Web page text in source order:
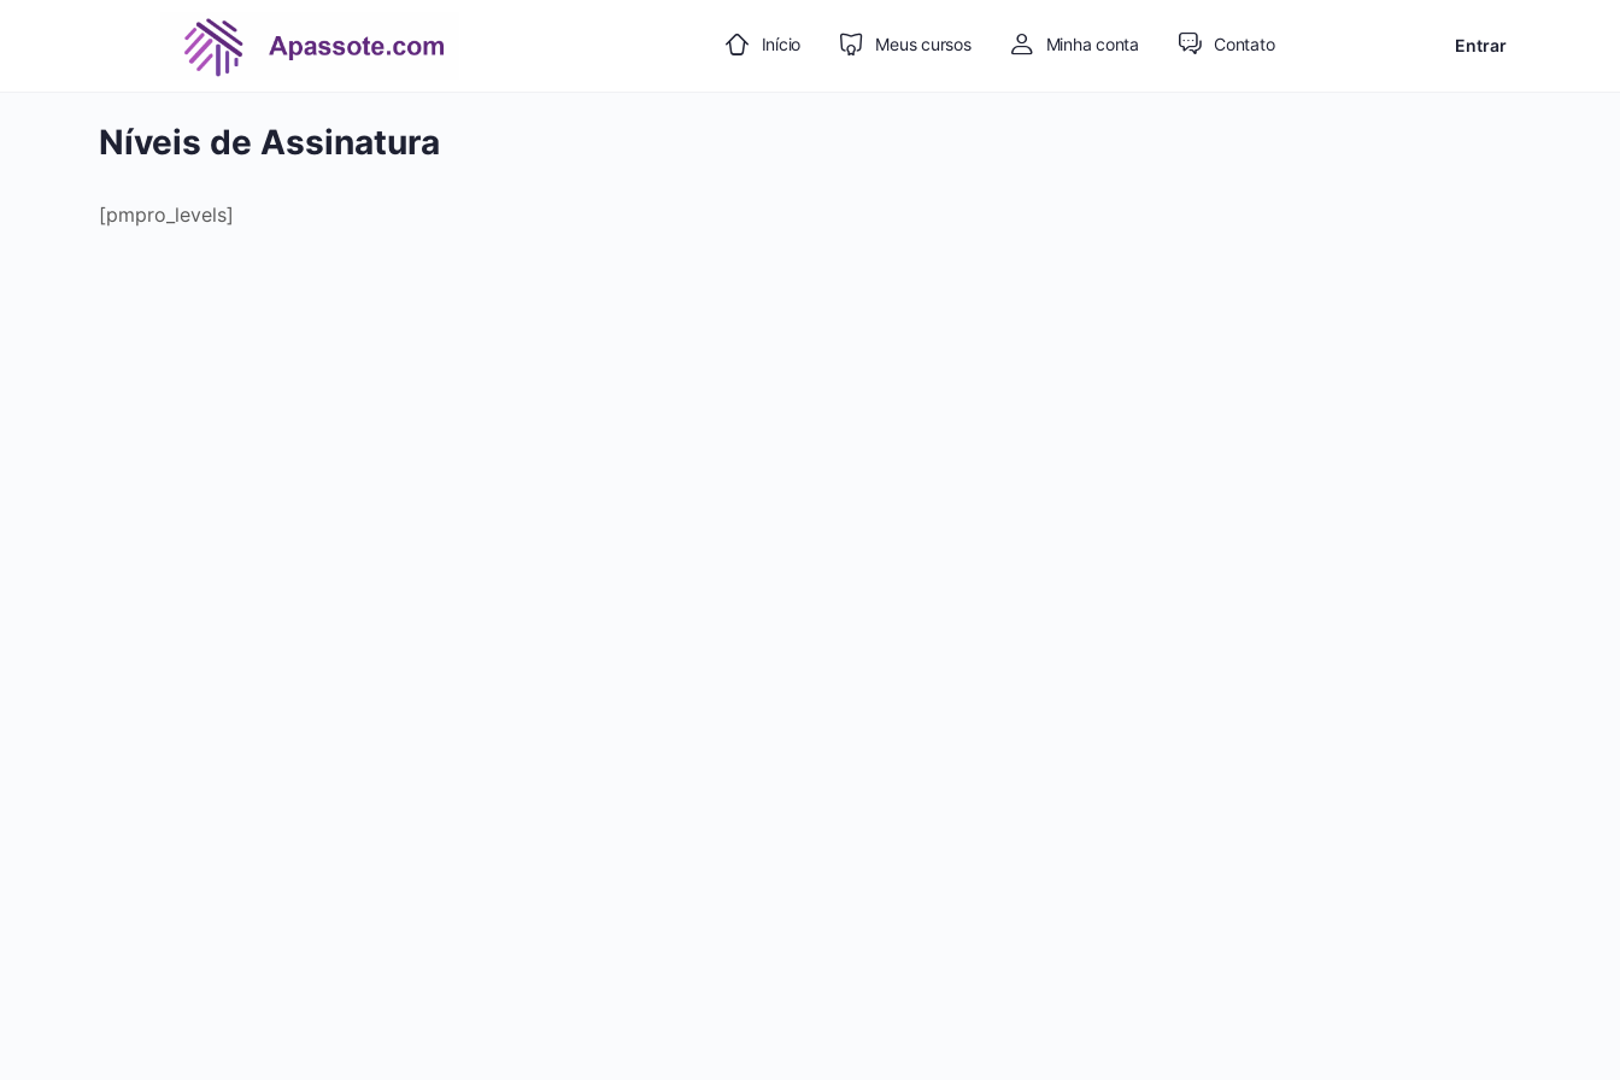
Início Meus cursos Minha conta Contato Entrar
Níveis de Assinatura
[pmpro_levels]